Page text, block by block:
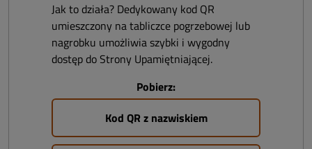
Jak to działa? Dedykowany kod QR
umieszczony na tabliczce pogrzebowej lub
nagrobku umożliwia szybki i wygodny
dostęp do Strony Upamiętniającej.
Pobierz:
Kod QR z nazwiskiem